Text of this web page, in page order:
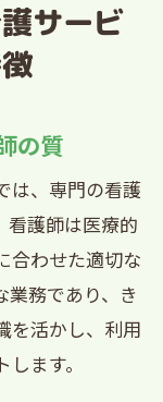
適用
向上
ス
題
サービ
の質
は、専門の看護
看護師は医療的
合わせた適切な
業務であり、き
を活かし、利用
ます。